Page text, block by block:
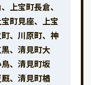
上宝町長倉、
町見座、上宝
、川原町、神
、清見町大
、清見町坂
、清見町楢